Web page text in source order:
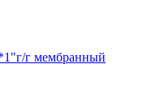
г мембранный